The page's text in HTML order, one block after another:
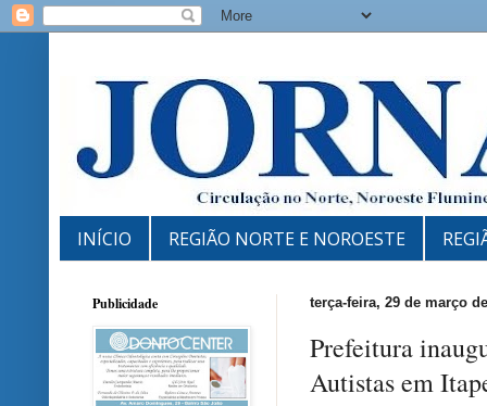
INÍCIO REGIÃO NORTE E NOROESTE
terça-feira, 29 de março
Prefeitura
Autistas em
Publicidade